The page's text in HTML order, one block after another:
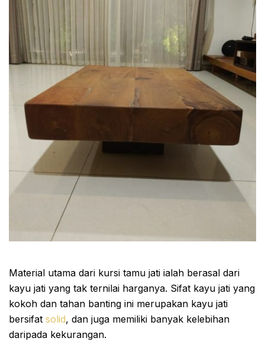
Material utama dari kursi tamu jati ialah berasal dari
kayu jati yang tak ternilai harganya. Sifat kayu jati yang
kokoh dan tahan banting ini merupakan kayu jati
bersifat solid, dan juga memiliki banyak kelebihan
daripada kekurangan.